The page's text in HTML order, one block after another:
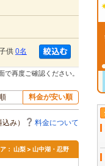
供 0名
再度ご確認ください。
料金が安い順
み） 料金について
： 山梨 > 山中湖・忍野